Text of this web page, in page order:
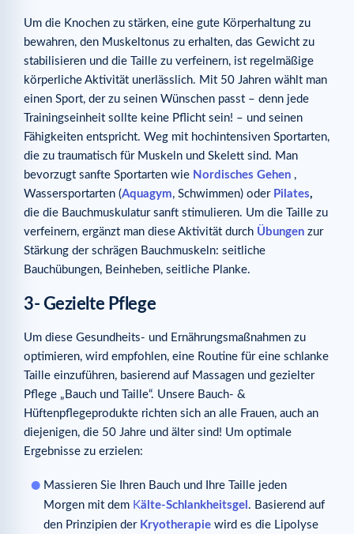
Um die Knochen zu stärken, eine gute Körperhaltung zu
bewahren, den Muskeltonus zu erhalten, das Gewicht zu
stabilisieren und die Taille zu verfeinern, ist regelmäßige
körperliche Aktivität unerlässlich. Mit 50 Jahren wählt man
einen Sport, der zu seinen Wünschen passt – denn jede
Trainingseinheit sollte keine Pflicht sein! – und seinen
Fähigkeiten entspricht. Weg mit hochintensiven Sportarten,
die zu traumatisch für Muskeln und Skelett sind. Man
bevorzugt sanfte Sportarten wie Nordisches Gehen ,
Wassersportarten (Aquagym, Schwimmen) oder Pilates,
die die Bauchmuskulatur sanft stimulieren. Um die Taille zu
verfeinern, ergänzt man diese Aktivität durch Übungen zur
Stärkung der schrägen Bauchmuskeln: seitliche
Bauchübungen, Beinheben, seitliche Planke.
3- Gezielte Pflege
Um diese Gesundheits- und Ernährungsmaßnahmen zu
optimieren, wird empfohlen, eine Routine für eine schlanke
Taille einzuführen, basierend auf Massagen und gezielter
Pflege „Bauch und Taille“. Unsere Bauch- &
Hüftenpflegeprodukte richten sich an alle Frauen, auch an
diejenigen, die 50 Jahre und älter sind! Um optimale
Ergebnisse zu erzielen:
Massieren Sie Ihren Bauch und Ihre Taille jeden
Morgen mit dem Kälte-Schlankheitsgel . Basierend auf
den Prinzipien der Kryotherapie wird es die Lipolyse